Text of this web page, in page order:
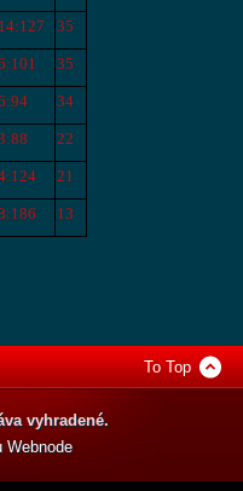
35
35
34
22
21
13
To Top
vyhradené.
Webnode